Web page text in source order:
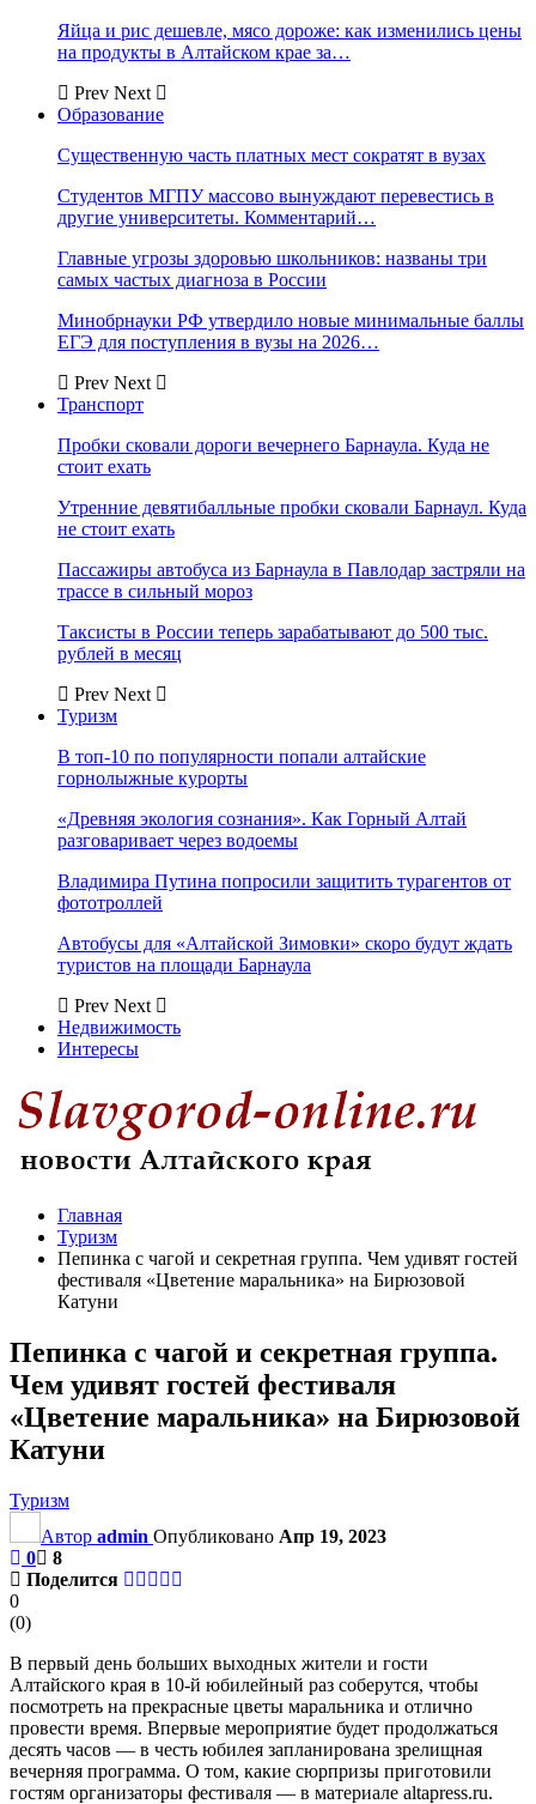
Яйца и рис дешевле, мясо дороже: как изменились цены
на продукты в Алтайском крае за…
Prev Next
Образование
Существенную часть платных мест сократят в вузах
Студентов МГПУ массово вынуждают перевестись в
другие университеты. Комментарий…
Главные угрозы здоровью школьников: названы три
самых частых диагноза в России
Минобрнауки РФ утвердило новые минимальные баллы
ЕГЭ для поступления в вузы на 2026…
Prev Next
Транспорт
Пробки сковали дороги вечернего Барнаула. Куда не
стоит ехать
Утренние девятибалльные пробки сковали Барнаул. Куда
не стоит ехать
Пассажиры автобуса из Барнаула в Павлодар застряли на
трассе в сильный мороз
Таксисты в России теперь зарабатывают до 500 тыс.
рублей в месяц
Prev Next
Туризм
В топ-10 по популярности попали алтайские
горнолыжные курорты
«Древняя экология сознания». Как Горный Алтай
разговаривает через водоемы
Владимира Путина попросили защитить турагентов от
фототроллей
Автобусы для «Алтайской Зимовки» скоро будут ждать
туристов на площади Барнаула
Prev Next
Недвижимость
Интересы
Главная
Туризм
Пепинка с чагой и секретная группа. Чем удивят гостей
фестиваля «Цветение маральника» на Бирюзовой
Катуни
Пепинка с чагой и секретная группа.
Чем удивят гостей фестиваля
«Цветение маральника» на Бирюзовой
Катуни
Туризм
Автор admin Опубликовано Апр 19, 2023
0
8
Поделится
0
(0)
В первый день больших выходных жители и гости
Алтайского края в 10-й юбилейный раз соберутся, чтобы
посмотреть на прекрасные цветы маральника и отлично
провести время. Впервые мероприятие будет продолжаться
десять часов — в честь юбилея запланирована зрелищная
вечерняя программа. О том, какие сюрпризы приготовили
гостям организаторы фестиваля — в материале altapress.ru.